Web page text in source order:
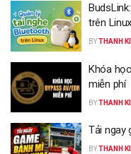
trên Linux
BYTHANH
Khóa
miễn phí
BYTHANH
Tải ngay
BYTHANH